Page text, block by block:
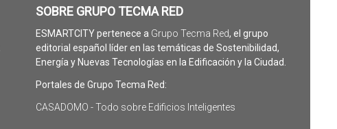
SOBRE GRUPO TECMA RED
ESMARTCITY pertenece a Grupo Tecma Red, el grupo
editorial español líder en las temáticas de Sostenibilidad,
Energía y Nuevas Tecnologías en la Edificación y la Ciudad.
Portales de Grupo Tecma Red:
CASADOMO - Todo sobre Edificios Inteligentes